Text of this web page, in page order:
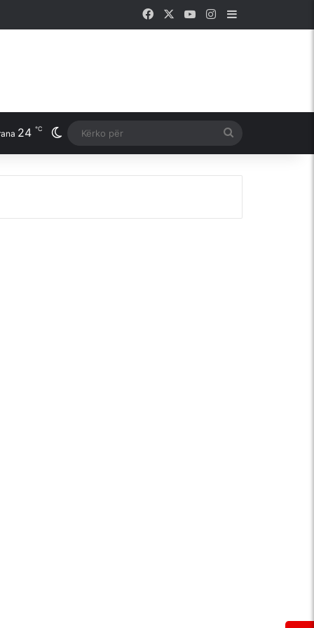
Facebook YouTubeInstagram
24 ℃ Switch skin
për